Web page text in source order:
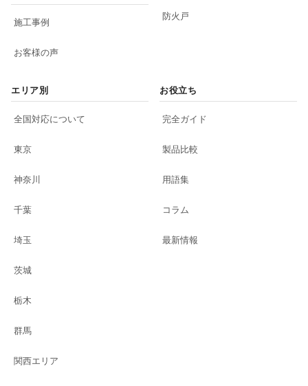
施工事例
お客様の声
防火戸
エリア別
全国対応について
東京
神奈川
千葉
埼玉
茨城
栃木
群馬
関西エリア
お役立ち
完全ガイド
製品比較
用語集
コラム
最新情報